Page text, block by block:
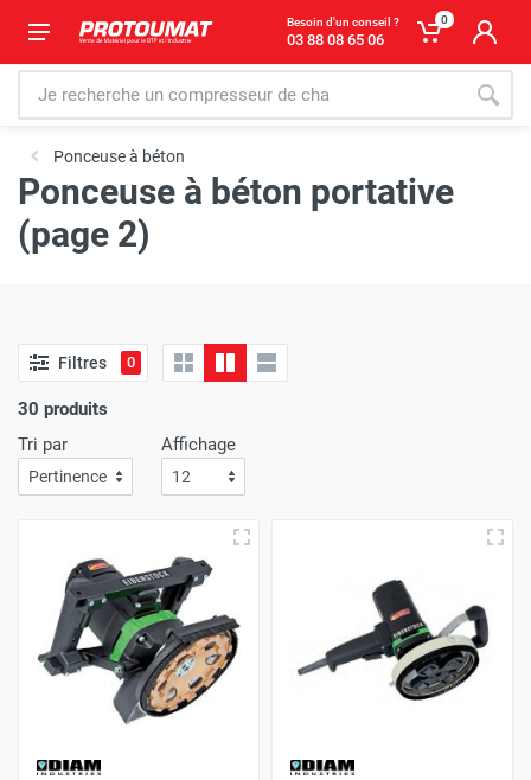
Besoin d'un conseil ?
03 88 08 65 06
0
Ponceuse à béton
Ponceuse à béton portative
(page 2)
Filtres 0
30 produits
Tri par
Affichage